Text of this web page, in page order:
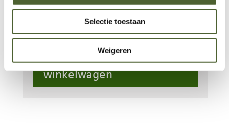
Selectie toestaan
Weigeren
Op voorraad
tandur
platine
14x14x5
Toevoegen aan
winkelwagen